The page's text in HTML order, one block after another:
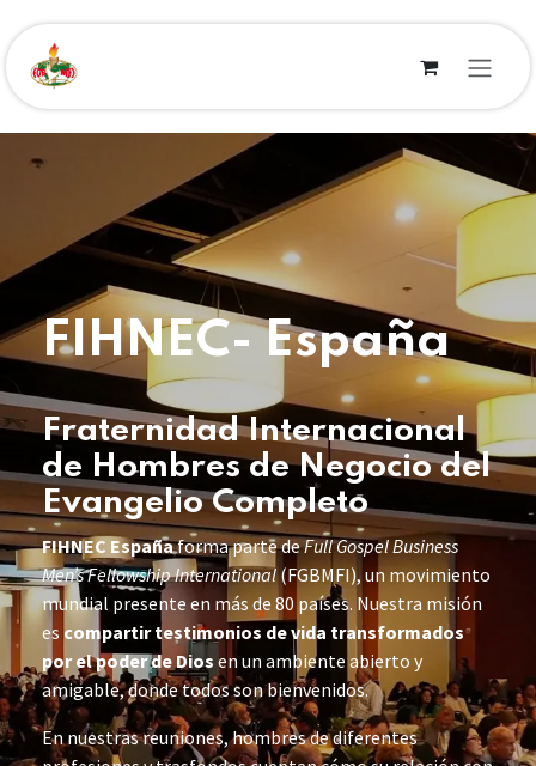
FIHNEC- España
Fraternidad Internacional
de Hombres de Negocio del
Evangelio Completo
FIHNEC Españaforma parte deFull Gospel Business
Men’s Fellowship International(FGBMFI), un movimiento
mundial presente en más de 80 países. Nuestra misión
es compartir testimonios de vida transformados
por el poder de Dios en un ambiente abierto y
amigable, donde todos son bienvenidos.
En nuestras reuniones, hombres de diferentes